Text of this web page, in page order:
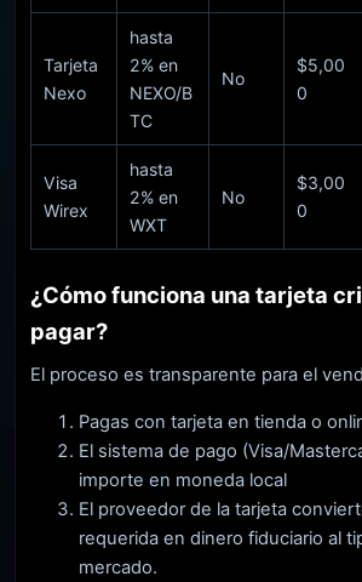
Tarjeta
Nexo
hasta
2% en
NEXO/B
TC
No
$5,00
0
Visa
Wirex
hasta
2% en
WXT
No
$3,00
0
¿Cómo funciona una tarjeta
pagar?
El proceso es transparente para el
Pagas con tarjeta en tienda o
El sistema de pago (Visa/
importe en moneda local
El proveedor de la tarjeta
requerida en dinero fiduciario al
mercado.